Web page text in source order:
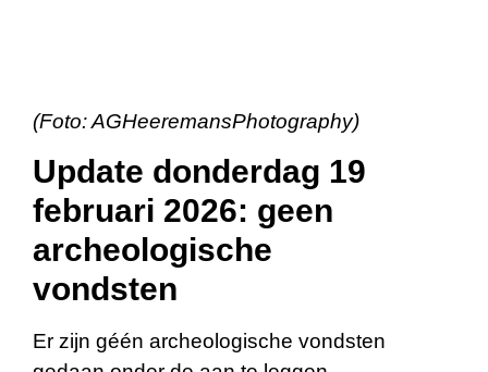
(Foto: AGHeeremansPhotography)
Update donderdag 19
februari 2026: geen
archeologische
vondsten
Er zijn géén archeologische vondsten